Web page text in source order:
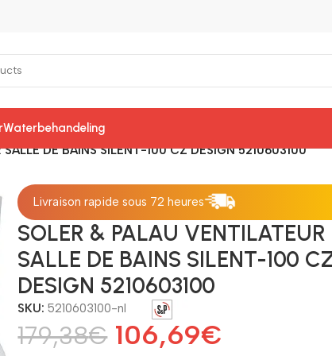
Waterbehandeling
SALLE DE BAINS SILENT-100 CZ DESIGN 5210603100
Livraison rapide sous 72 heures
SOLER & PALAU VENTILATEUR
SALLE DE BAINS SILENT-100
DESIGN 5210603100
SKU:5210603100-nl
179,38€ 106,69€